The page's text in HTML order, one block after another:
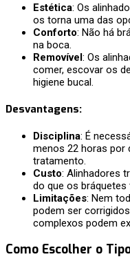
Estética: Os
os torna uma das
Conforto: Não há
na boca.
Removível: Os
comer, escovar os
higiene bucal.
Desvantagens:
Disciplina: É
menos 22 horas por
tratamento.
Custo: Alinhadores
do que os bráquetes
Limitações: Nem
podem ser
complexos podem
Como Escolher o